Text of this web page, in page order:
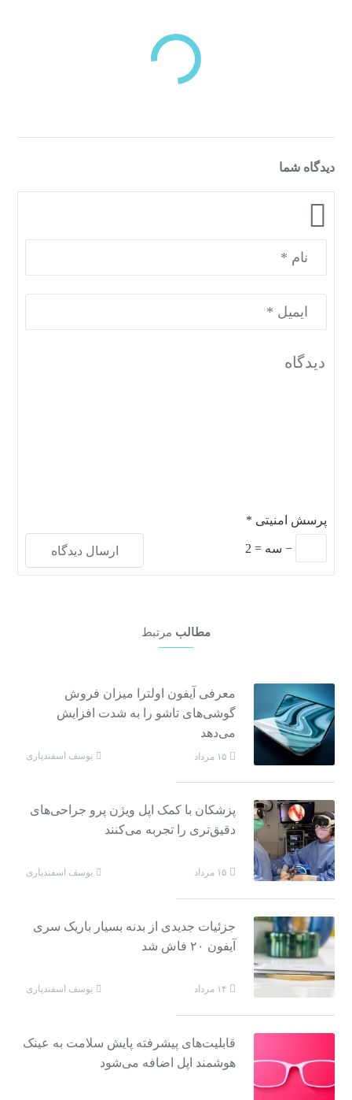
دسته‌بندی‌های منتخب برای شما
دیدگاه شما
پرسش امنیتی *
− سه =
2
مطالب مرتبط
معرفی آیفون اولترا میزان فروش
گوشی‌های تاشو را به شدت افزایش
می‌دهد
۱۵ مرداد یوسف اسفندیاری
پزشکان با کمک اپل ویژن پرو جراحی‌های
دقیق‌تری را تجربه می‌کنند
۱۵ مرداد یوسف اسفندیاری
جزئیات جدیدی از بدنه بسیار باریک سری
آیفون ۲۰ فاش شد
۱۴ مرداد یوسف اسفندیاری
قابلیت‌های پیشرفته پایش سلامت به عینک
هوشمند اپل اضافه می‌شود